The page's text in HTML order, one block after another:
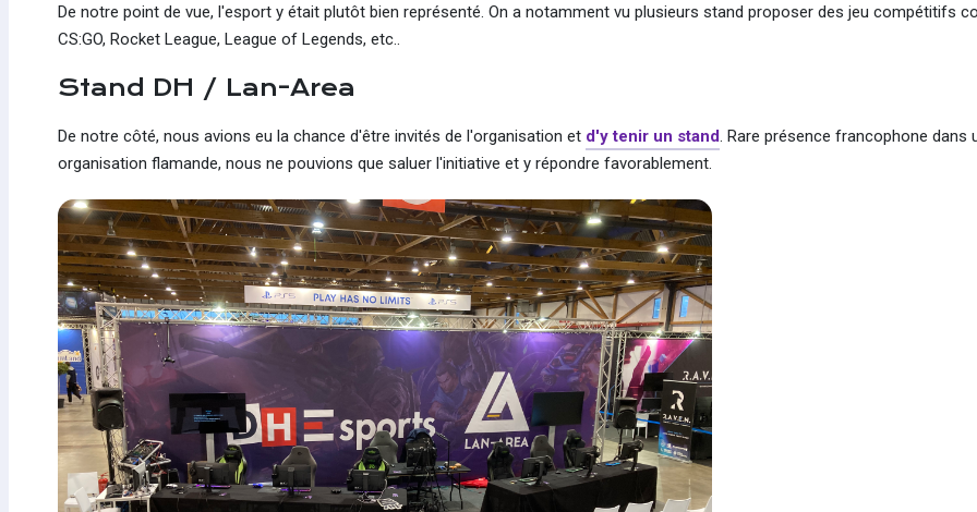
De notre point de vue, l'esport y était plutôt bien représenté. On a notamment vu plusieurs stand proposer des jeu compétitifs
CS:GO, Rocket League, League of Legends, etc..
Stand DH / Lan-Area
De notre côté, nous avions eu la chance d'être invités de l'organisation et d'y tenir un stand. Rare présence francophone dans
organisation flamande, nous ne pouvions que saluer l'initiative et y répondre favorablement.